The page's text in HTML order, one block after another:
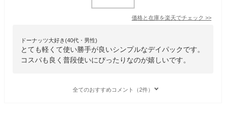
価格と在庫を楽天でチェック >>
ドーナッツ大好き(40代・男性)
とても軽くて使い勝手が良いシンプルなデイパックです。
コスパも良く普段使いにぴったりなのが嬉しいです。
全てのおすすめコメント（2件）